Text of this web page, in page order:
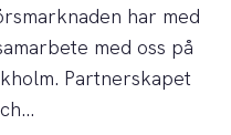
har med
med oss på
Partnerskapet